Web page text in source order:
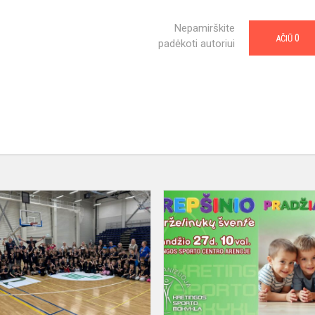
Nepamirškite
padėkoti autoriui
AČIŪ 0
Kretingos
sporto
centro
salėje
vyko
sporto
mokyklą